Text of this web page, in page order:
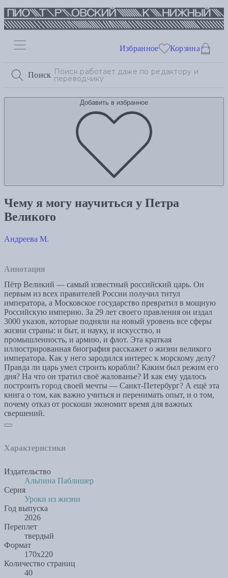
Поиск
Избранное Корзина
Добавить в избранное
Чему я могу научиться у Петра
Великого
Андреева М.
Аннотация
Пётр Великий — самый известный российский царь. Он
первым из всех правителей России получил титул
императора, а Московское государство превратил в мощную
Российскую империю. За 29 лет своего правления он издал
3000 указов, которые подняли на новый уровень все сферы
жизни страны: и быт, и науку, и искусство, и
промышленность, и армию, и флот. Эта краткая
иллюстрированная биография расскажет о жизни великого
императора. Как у него зародился интерес к морскому делу?
Правда ли царь умел строить корабли? Каким был режим его
дня? На что он тратил своё жалованье? И как ему удалось
построить город своей мечты — Санкт-Петербург? А ещё эта
книга о том, как важно учиться и перенимать опыт, и о том,
почему отказ от роскоши экономит время для важных
свершений.
Характеристики
Издательство
Альпина Паблишер
Серия
Уроки из жизни
Год выпуска
2026
Переплет
твердый
Формат
170х220
Количество страниц
40